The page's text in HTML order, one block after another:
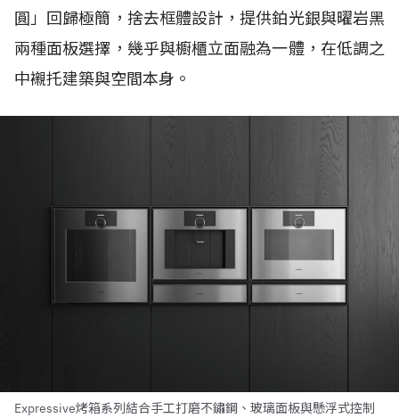
圓」回歸極簡，捨去框體設計，提供鉑光銀與曜岩黑
兩種面板選擇，幾乎與櫥櫃立面融為一體，在低調之
中襯托建築與空間本身。
Expressive烤箱系列結合手工打磨不鏽鋼、玻璃面板與懸浮式控制